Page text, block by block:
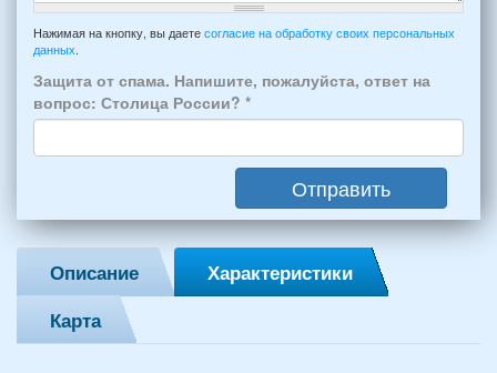
отъезда
из
Феодосии:
*
-
например:
6
человек:
4
взрослых
и
2
детей
(возраст
и
Примечание
Нажимая на кнопку, вы даете согласие на обработку своих персональных
данных
Защита от спама. Напишите, пожалуйста, ответ на
вопрос: Столица России? *
Отправить
Описание
Характеристики
Карта